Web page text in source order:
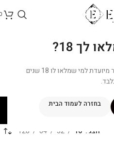
לך 18?
הכניסה והרכישה בחנות האתר מיועדת למי שמלאו לו 18 שנים
בחזרה לעמוד הבית
כשרים
הצג 16
32
64
128